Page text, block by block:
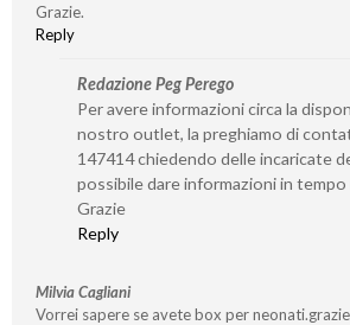
Grazie.
Reply
Redazione Peg Perego
Per avere informazioni circa la
nostro outlet, la preghiamo di
147414 chiedendo delle incaricate
possibile dare informazioni in
Grazie
Reply
Milvia Cagliani
Vorrei sapere se avete box per